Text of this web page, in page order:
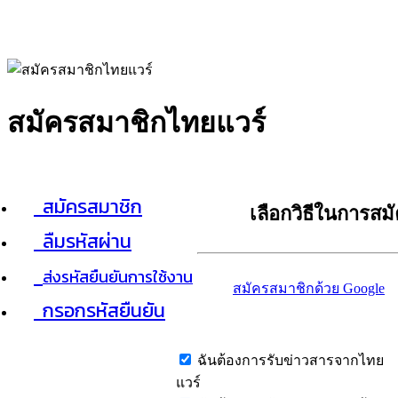
สมัครสมาชิกไทยแวร์
สมัครสมาชิก
ลืมรหัสผ่าน
ส่งรหัสยืนยันการใช้งาน
กรอกรหัสยืนยัน
เลือกวิธีในการส
สมัครสมาชิกด้วย Google
ฉันต้องการรับข่าวสารจากไทย
แวร์